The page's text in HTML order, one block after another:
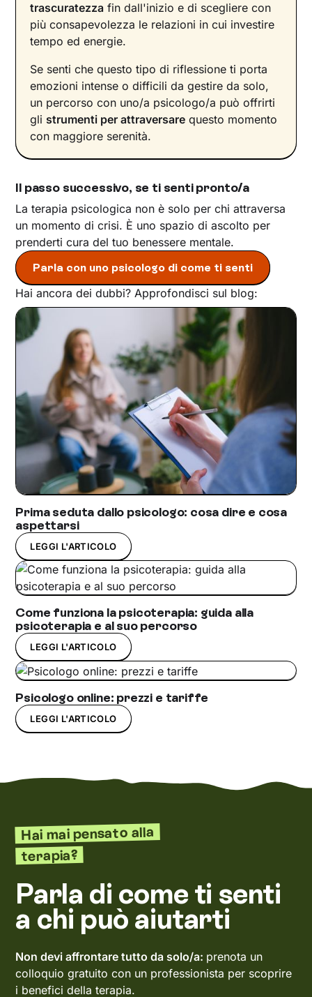
trascuratezza fin dall'inizio e di scegliere con
più consapevolezza le relazioni in cui investire
tempo ed energie.
Se senti che questo tipo di riflessione ti porta
emozioni intense o difficili da gestire da solo,
un percorso con uno/a psicologo/a può offrirti
gli strumenti per attraversare questo momento
con maggiore serenità.
Il passo successivo, se ti senti pronto/a
La terapia psicologica non è solo per chi attraversa
un momento di crisi. È uno spazio di ascolto per
prenderti cura del tuo benessere mentale.
Parla con uno psicologo di come ti senti
Hai ancora dei dubbi? Approfondisci sul blog:
Prima seduta dallo psicologo: cosa dire e cosa
aspettarsi
LEGGI L'ARTICOLO
Come funziona la psicoterapia: guida alla
psicoterapia e al suo percorso
LEGGI L'ARTICOLO
Psicologo online: prezzi e tariffe
LEGGI L'ARTICOLO
Hai mai pensato alla
terapia?
Parla di come ti senti
a chi può aiutarti
Non devi affrontare tutto da solo/a: prenota un
colloquio gratuito con un professionista per scoprire
i benefici della terapia.